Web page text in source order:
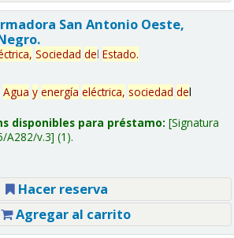
San Antonio Oeste,
Sociedad del Estado.
Agua y energía eléctrica, sociedad del
disponibles para préstamo: Signatura
A282/v.3 (1).
Hacer reserva
Agregar al carrito